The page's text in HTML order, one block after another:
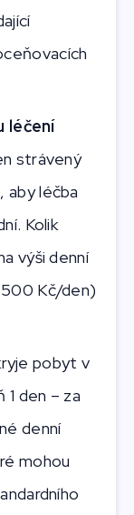
léčení
strávený
aby léčba
Kolik
výši denní
Kč/den)
pobyt v
den – za
denní
mohou